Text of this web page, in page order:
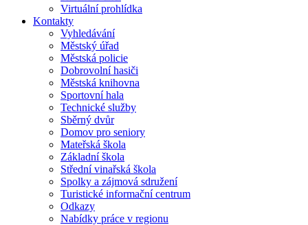
Virtuální prohlídka
Kontakty
Vyhledávání
Městský úřad
Městská policie
Dobrovolní hasiči
Městská knihovna
Sportovní hala
Technické služby
Sběrný dvůr
Domov pro seniory
Mateřská škola
Základní škola
Střední vinařská škola
Spolky a zájmová sdružení
Turistické informační centrum
Odkazy
Nabídky práce v regionu